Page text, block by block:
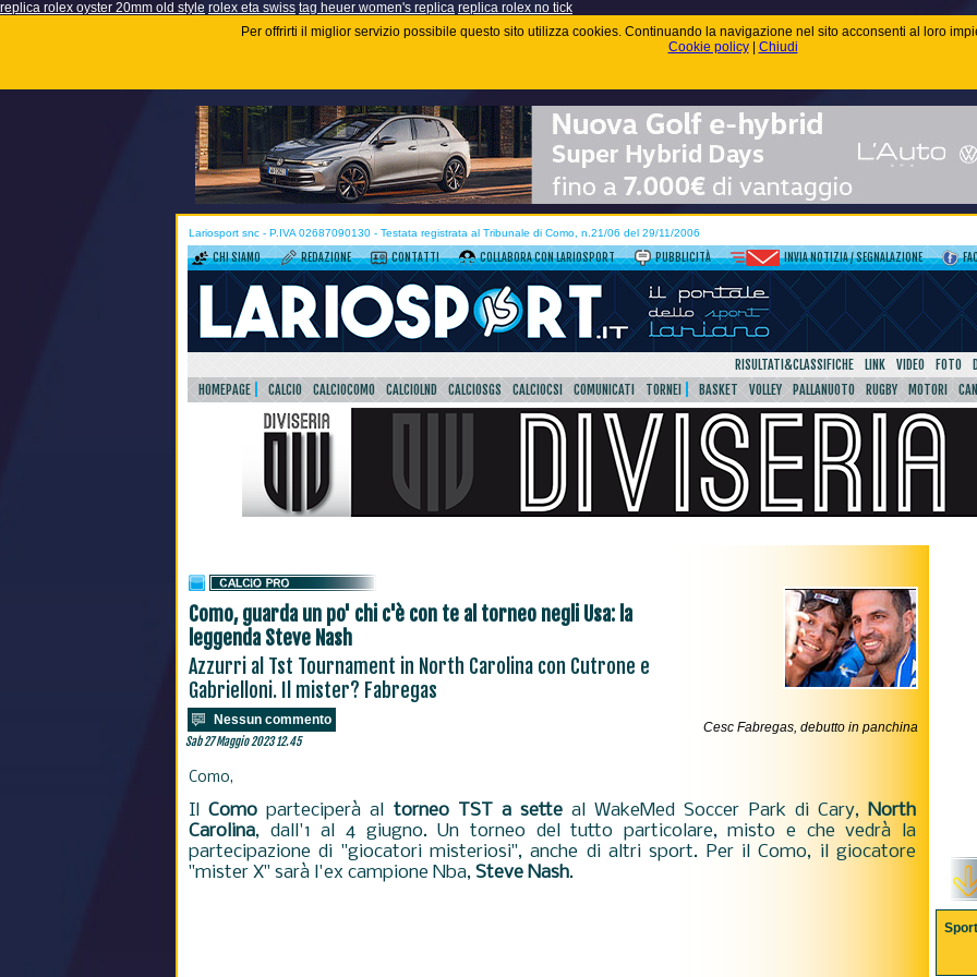
replica rolex oyster 20mm old style rolex eta swiss tag heuer women's replica replica rolex no tick
Per offrirti il miglior servizio possibile questo sito utilizza cookies. Continuando la navigazione nel sito acconsenti al loro
Cookie policy| Chiudi
Lariosport snc - P.IVA 02687090130 - Testata registrata al Tribunale di Como, n.21/06 del 29/11/2006
CHI SIAMO REDAZIONE CONTATTI COLLABORA CON LARIOSPORT PUBBLICITÀ INVIA NOTIZIA / SEGNALAZIONE
RISULTATI&CLASSIFICHE LINK VIDEO FOTO
HOMEPAGE
CALCIO CALCIOCOMO CALCIOLND CALCIOSGS CALCIOCSI COMUNICATI TORNEI BASKET VOLLEY PALLANUOTO RUGBY MOTORI
Como, guarda un po' chi c'è con te al torneo negli Usa: la
leggenda Steve Nash
Azzurri al Tst Tournament in North Carolina con Cutrone e
Gabrielloni. Il mister? Fabregas
Nessun commento
Sab 27 Maggio 2023 12.45
Cesc Fabregas, debutto in panchina
Como,
IlComo parteciperà al torneo TST a sette al WakeMed Soccer Park di Cary,North
Carolina, dall'1 al 4 giugno. Un torneo del tutto particolare, misto e che vedrà la
partecipazione di "giocatori misteriosi", anche di altri sport. Per il Como, il giocatore
"mister X" sarà l'ex campione Nba, Steve Nash.
Sport